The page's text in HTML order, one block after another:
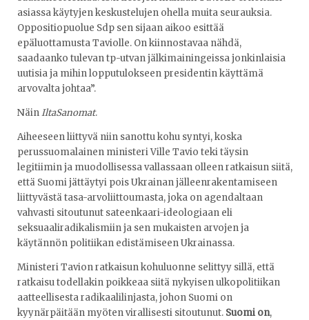
asiassa käytyjen keskustelujen ohella muita seurauksia.
Oppositiopuolue Sdp sen sijaan aikoo esittää
epäluottamusta Taviolle. On kiinnostavaa nähdä,
saadaanko tulevan tp-utvan jälkimainingeissa jonkinlaisia
uutisia ja mihin lopputulokseen presidentin käyttämä
arvovalta johtaa”.
NäinIltaSanomat.
Aiheeseen liittyvä niin sanottu kohu syntyi, koska
perussuomalainen ministeri Ville Tavio teki täysin
legitiimin ja muodollisessa vallassaan olleen ratkaisun siitä,
että Suomi jättäytyi pois Ukrainan jälleenrakentamiseen
liittyvästä tasa-arvoliittoumasta, joka on agendaltaan
vahvasti sitoutunut sateenkaari-ideologiaan eli
seksuaaliradikalismiin ja sen mukaisten arvojen ja
käytännön politiikan edistämiseen Ukrainassa.
Ministeri Tavion ratkaisun kohuluonne selittyy sillä, että
ratkaisu todellakin poikkeaa siitä nykyisen ulkopolitiikan
aatteellisesta radikaalilinjasta, johon Suomi on
kyynärpäitään myöten virallisesti sitoutunut. Suomi on,